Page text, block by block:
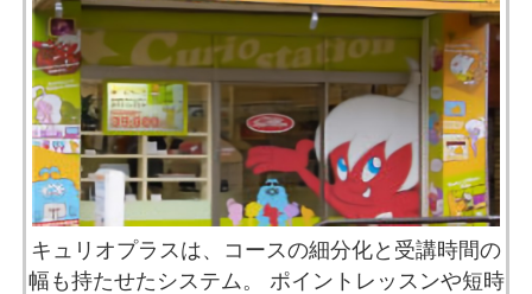
キュリオプラスは、コースの細分化と受講時間の
幅も持たせたシステム。 ポイントレッスンや短時